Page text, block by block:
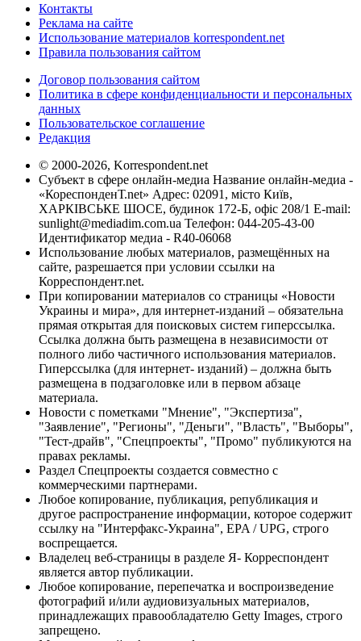
Контакты
Реклама на сайте
Использование материалов korrespondent.net
Правила пользования сайтом
Договор пользования сайтом
Политика в сфере конфиденциальности и персональных
данных
Пользовательское соглашение
Редакция
© 2000-2026, Korrespondent.net
Субъект в сфере онлайн-медиа Название онлайн-медиа -
«КореспонденТ.net» Адрес: 02091, місто Київ,
ХАРКІВСЬКЕ ШОСЕ, будинок 172-Б, офіс 208/1 E-mail:
sunlight@mediadim.com.ua Телефон: 044-205-43-00
Идентификатор медиа - R40-06068
Использование любых материалов, размещённых на
сайте, разрешается при условии ссылки на
Корреспондент.net.
При копировании материалов со страницы «Новости
Украины и мира», для интернет-изданий – обязательна
прямая открытая для поисковых систем гиперссылка.
Ссылка должна быть размещена в независимости от
полного либо частичного использования материалов.
Гиперссылка (для интернет- изданий) – должна быть
размещена в подзаголовке или в первом абзаце
материала.
Новости с пометками "Мнение", "Экспертиза",
"Заявление", "Регионы", "Деньги", "Власть", "Выборы",
"Тест-драйв", "Спецпроекты", "Промо" публикуются на
правах рекламы.
Раздел Спецпроекты создается совместно с
коммерческими партнерами.
Любое копирование, публикация, републикация и
другое распространение информации, которое содержит
ссылку на "Интерфакс-Украина", EPA / UPG, строго
воспрещается.
Владелец веб-страницы в разделе Я- Корреспондент
является автор публикации.
Любое копирование, перепечатка и воспроизведение
фотографий и/или аудиовизуальных материалов,
принадлежащих правообладателю Getty Images, строго
запрещено.